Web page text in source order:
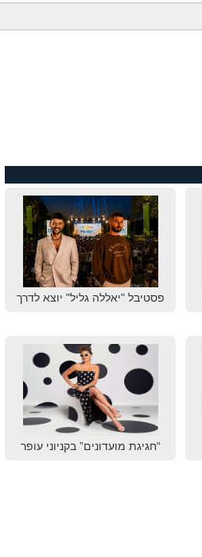
פסטיבל "יאללה גליל" יוצא לדרך
“חגיגת מועדונים” בקניוני עופר